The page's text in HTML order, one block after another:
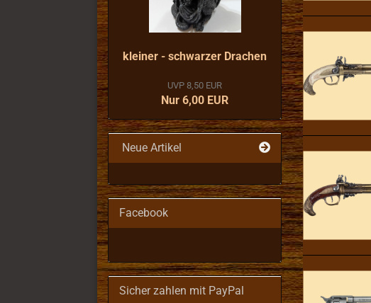
kleiner - schwarzer Drachen
UVP 8,50 EUR
Nur 6,00 EUR
Neue Artikel
Facebook
Sicher zahlen mit PayPal